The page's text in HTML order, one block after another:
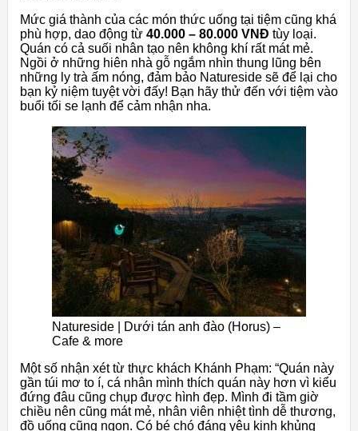
Mức giá thành của các món thức uống tại tiệm cũng khá
phù hợp, dao động từ 40.000 – 80.000 VNĐ tùy loại.
Quán có cả suối nhân tạo nên không khí rất mát mẻ.
Ngồi ở những hiên nhà gỗ ngắm nhìn thung lũng bên
những ly trà ấm nóng, đảm bảo Natureside sẽ để lại cho
bạn kỷ niệm tuyệt vời đấy! Bạn hãy thử đến với tiệm vào
buổi tối se lạnh để cảm nhận nha.
Natureside | Dưới tán anh đào (Horus) –
Cafe & more
Một số nhận xét từ thực khách Khánh Phạm: “Quán này
gần túi mơ to í, cá nhân mình thích quán này hơn vì kiểu
đứng đâu cũng chụp được hình đẹp. Mình đi tầm giờ
chiều nên cũng mát mẻ, nhân viên nhiệt tình dễ thương,
đồ uống cũng ngon. Có bé chó đáng yêu kinh khủng